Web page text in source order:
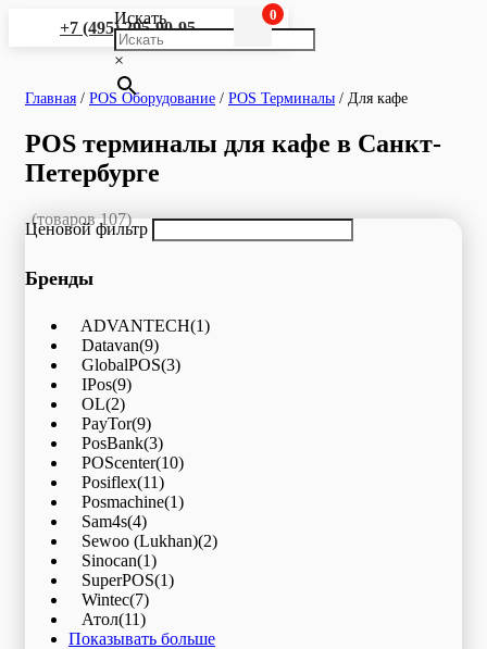
+7 (495) 295-90-95
Искать
×
0
Главная / POS Оборудование / POS Терминалы / Для кафе
POS терминалы для кафе в Санкт-
Петербурге
(товаров 107)
Ценовой фильтр
Бренды
ADVANTECH(1)
Datavan(9)
GlobalPOS(3)
IPos(9)
OL(2)
PayTor(9)
PosBank(3)
POScenter(10)
Posiflex(11)
Posmachine(1)
Sam4s(4)
Sewoo (Lukhan)(2)
Sinocan(1)
SuperPOS(1)
Wintec(7)
Атол(11)
Показывать больше